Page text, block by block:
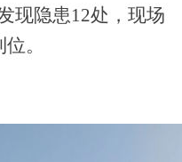
现隐患12处，现场
。